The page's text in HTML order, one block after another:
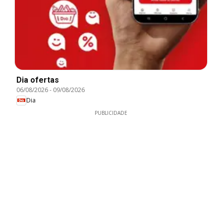
Dia ofertas
06/08/2026- 09/08/2026
Dia
PUBLICIDADE